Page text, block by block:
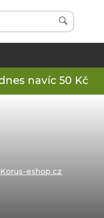
navíc 50 Kč
Korus-eshop.cz